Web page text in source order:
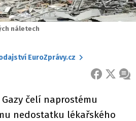
náletech
EuroZprávy.cz
FACEBOOK
X
čelí naprostému
nedostatku lékařského